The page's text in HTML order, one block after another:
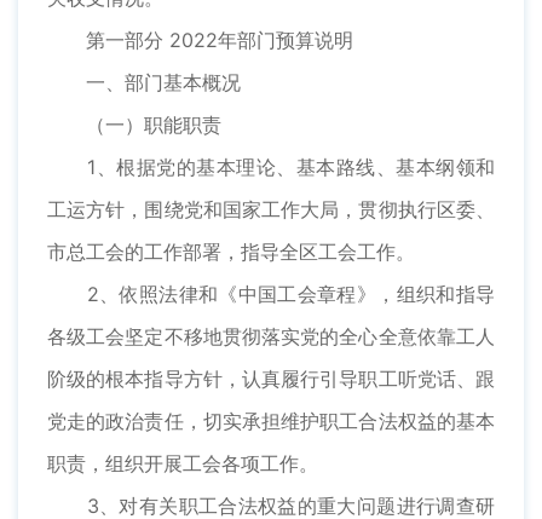
第一部分 2022年部门预算说明
一、部门基本概况
（一）职能职责
1、根据党的基本理论、基本路线、基本纲领和
工运方针，围绕党和国家工作大局，贯彻执行区委、
市总工会的工作部署，指导全区工会工作。
2、依照法律和《中国工会章程》，组织和指导
各级工会坚定不移地贯彻落实党的全心全意依靠工人
阶级的根本指导方针，认真履行引导职工听党话、跟
党走的政治责任，切实承担维护职工合法权益的基本
职责，组织开展工会各项工作。
3、对有关职工合法权益的重大问题进行调查研